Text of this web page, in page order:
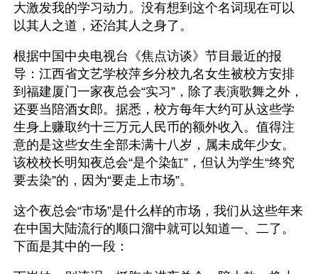
大激发我的学习动力。没有想到这个名词现在可以
以其人之道，还治其人之身了。
根据中国中央电视台《焦点访谈》节目最近的报
导：江西省文艺学校萍乡分校九名女生被校方安排
到福建厦门一家夜总会“实习”，除了表演歌舞之外，
还要当陪酒女郎。据悉，校方每年大约可从这些学
生身上赚取约十三万元人民币的额外收入。值得注
意的是这些女生全部未满十八岁，属未成年少女。
该校校长明知夜总会“是个染缸”，但认为学生“终究
要去染”的，因为“要走上市场”。
这个夜总会“市场”是什么样的市场，我们从这些年来
在中国大陆流行的顺口溜中就可以知道一、二了。
下面是其中的一段：